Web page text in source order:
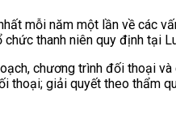
mỗi năm một lần về các
thanh niên quy định tại
chương trình đối thoại
giải quyết theo thẩm